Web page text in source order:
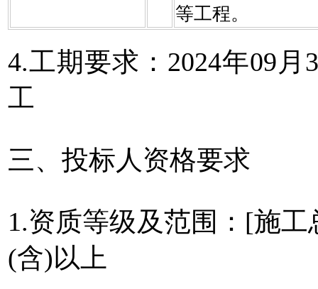
等工程。
4.工期要求：2024年09月
工
三、投标人资格要求
1.资质等级及范围：[施工
(含)以上